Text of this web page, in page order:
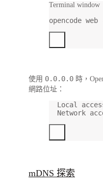
Terminal window
opencode web
使用 0.0.0.0 時，
網路位址：
Local
Network
mDNS 探索